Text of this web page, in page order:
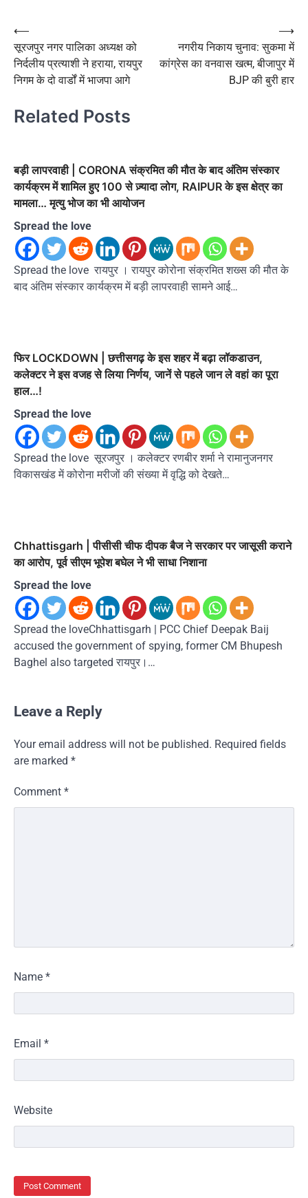
Post
navigation
⟵
सूरजपुर नगर पालिका अध्यक्ष को
निर्दलीय प्रत्याशी ने हराया, रायपुर
निगम के दो वार्डों में भाजपा आगे
नगरीय निकाय चुनाव: सुकमा में
कांग्रेस का वनवास खत्म, बीजापुर में
BJP की बुरी हार
⟶
Related Posts
बड़ी लापरवाही | CORONA संक्रमित की मौत के बाद अंतिम संस्कार
कार्यक्रम में शामिल हुए 100 से ज़्यादा लोग, RAIPUR के इस क्षेत्र का
मामला… मृत्यु भोज का भी आयोजन
Spread the love
Spread the love रायपुर । रायपुर कोरोना संक्रमित शख्स की मौत के
बाद अंतिम संस्कार कार्यक्रम में बड़ी लापरवाही सामने आई…
फिर LOCKDOWN | छत्तीसगढ़ के इस शहर में बढ़ा लॉकडाउन,
कलेक्टर ने इस वजह से लिया निर्णय, जानें से पहले जान ले वहां का पूरा
हाल…!
Spread the love
Spread the love सूरजपुर । कलेक्टर रणबीर शर्मा ने रामानुजनगर
विकासखंड में कोरोना मरीजों की संख्या में वृद्धि को देखते…
Chhattisgarh | पीसीसी चीफ दीपक बैज ने सरकार पर जासूसी कराने
का आरोप, पूर्व सीएम भूपेश बघेल ने भी साधा निशाना
Spread the love
Spread the loveChhattisgarh | PCC Chief Deepak Baij
accused the government of spying, former CM Bhupesh
Baghel also targeted रायपुर।…
Leave a Reply
Your email address will not be published. Required fields
are marked *
Comment *
Name *
Email *
Website